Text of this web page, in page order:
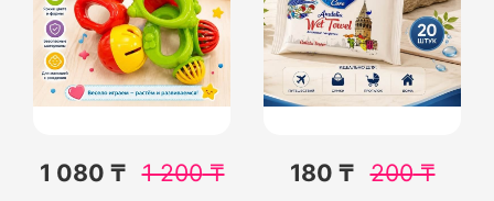
1 080 ₸ 1 200₸ 180 ₸ 200₸